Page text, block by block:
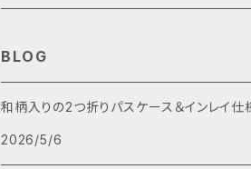
Pico Squeeze(ピコンカー)
iStick Pico Plus
カード入れ
キーホルダー
BLOG
和柄入りの2つ折りパスケース＆インレイ
2026/5/6